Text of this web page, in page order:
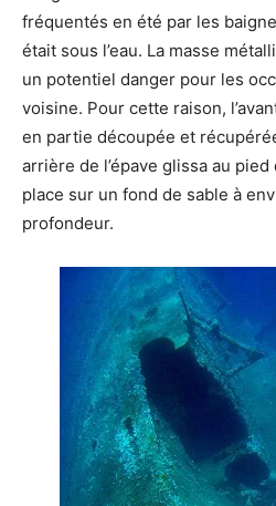
fréquentés en été par les
était sous l’eau. La masse
un potentiel danger pour les
voisine. Pour cette raison,
en partie découpée et
arrière de l’épave glissa au
place sur un fond de sable à
profondeur.